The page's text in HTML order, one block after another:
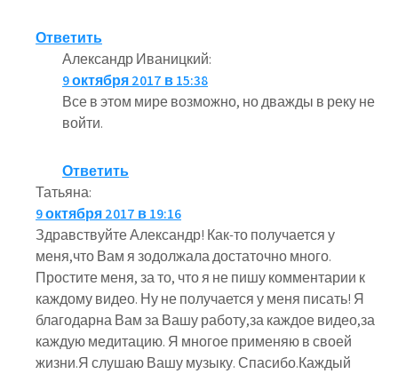
Ответить
Александр Иваницкий:
9 октября 2017 в 15:38
Все в этом мире возможно, но дважды в реку не
войти.
Ответить
Татьяна:
9 октября 2017 в 19:16
Здравствуйте Александр! Как-то получается у
меня,что Вам я зодолжала достаточно много.
Простите меня, за то, что я не пишу комментарии к
каждому видео. Ну не получается у меня писать! Я
благодарна Вам за Вашу работу,за каждое видео,за
каждую медитацию. Я многое применяю в своей
жизни.Я слушаю Вашу музыку. Спасибо.Каждый